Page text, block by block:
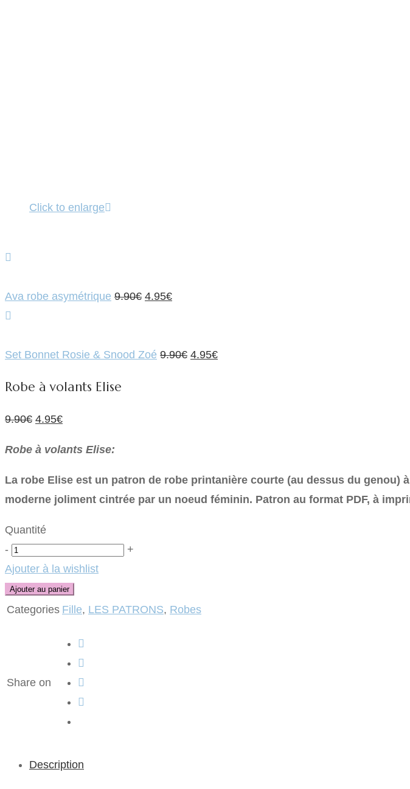
Click to enlarge
Ava robe asymétrique 9.90€ Le
était :
4.95€Le
est :
Set Bonnet Rosie & Snood Zoé 9.90€ Le
4.95€Le
Robe à volants Elise
9.90€ Le
initial
était :
9.90€.
4.95€Le
actuel
est :
4.95€.
Robe à volants Elise:
La robe Elise est un patron de robe printanière courte (au dessus du genou)
moderne joliment cintrée par un noeud féminin. Patron au format PDF, à
Quantité
- Quantité
+
Ajouter à la wishlist
Ajouter au panier
Categories Fille, LES PATRONS, Robes
Share on
Description